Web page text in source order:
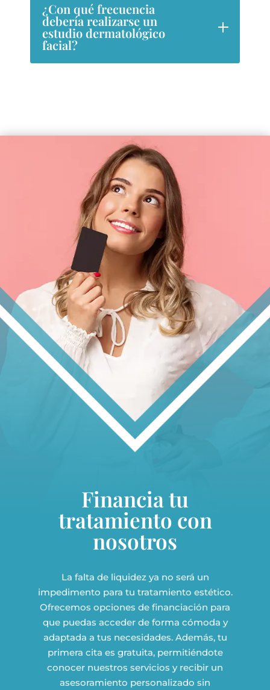
¿Con qué frecuencia
debería realizarse un
estudio dermatológico
facial?
Financia tu
tratamiento con
nosotros
La falta de liquidez ya no será un
impedimento para tu tratamiento estético.
Ofrecemos opciones de financiación para
que puedas acceder de forma cómoda y
adaptada a tus necesidades. Además, tu
primera cita es gratuita, permitiéndote
conocer nuestros servicios y recibir un
asesoramiento personalizado sin